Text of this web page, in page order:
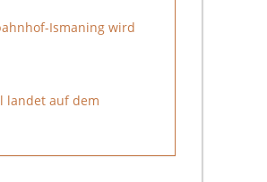
Ismaning wird
landet auf dem